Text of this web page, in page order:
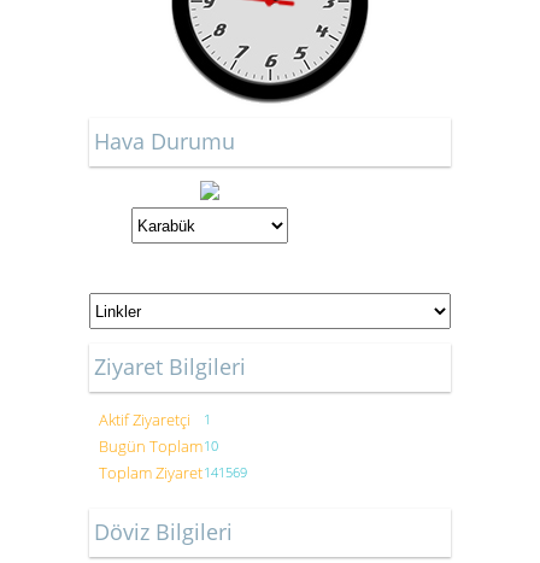
Hava Durumu
Ziyaret Bilgileri
Aktif Ziyaretçi 1
Bugün Toplam10
Toplam Ziyaret141569
Döviz Bilgileri